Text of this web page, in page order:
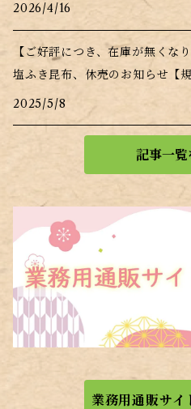
2026/4/16
【ご好評につき、在庫が無くな
塩ふき昆布、休売のお知らせ【
の事情】
2025/5/8
記事一覧
業務用通販サ